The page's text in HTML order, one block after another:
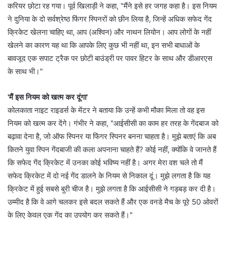
करियर छोटा रह गया। पूर्व खिलाड़ी ने कहा, "मैंने इसे हर जगह कहा है। इस नियम
ने दुनिया के दो सर्वश्रेष्ठ फिंगर स्पिनरों को छीन लिया है, जिन्हें अधिक सफेद गेंद
क्रिकेट खेलना चाहिए था, आप (अश्विन) और नाथन लियोन। आप लोगों के नहीं
खेलने का कारण यह था कि आपके लिए कुछ भी नहीं था, इन सभी बाधाओं के
बावजूद एक सपाट ट्रैक पर छोटी बाउंड्री पर पावर हिटर के साथ और डीआरएस
के साथ भी।"
'मैं इस नियम को खत्म कर दूंगा'
कोलकाता नाइट राइडर्स के मेंटर ने बताया कि उन्हें कभी मौका मिला तो वह इस
नियम को खत्म कर देंगे। गंभीर ने कहा, "आईसीसी का काम हर तरह के गेंदबाज को
बढ़ावा देना है, जो ऑफ स्पिनर या फिंगर स्पिनर बनना चाहता है। मुझे बताएं कि अब
कितने युवा स्पिन गेंदबाजी की कला अपनाना चाहते हैं? कोई नहीं, क्योंकि वे जानते हैं
कि सफेद गेंद क्रिकेट में उनका कोई भविष्य नहीं है। अगर मेरा वश चले तो मैं
सफेद क्रिकेट में दो नई गेंद डालने के नियम से निकाल दूं। मुझे लगता है कि यह
क्रिकेट में हुई सबसे बुरी चीज है। मुझे लगता है कि आईसीसी ने गड़बड़ कर दी है।
उम्मीद है कि वे आगे चलकर इसे बदल सकते हैं और एक वनडे मैच के पूरे 50 ओवरों
के लिए केवल एक गेंद का उपयोग कर सकते हैं।"